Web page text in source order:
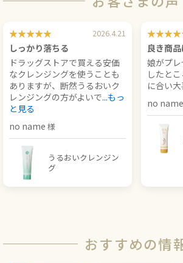
2026.4.21
しっかり落ちる
ドラッグストアで買える安価
なクレンジングを使うことも
ありますが、断然うるおいク
レンジングの方がよいで...もっ
と見る
no name
うるおいクレンジン
グ
良き商
娘がプ
したと
に合い大
no name
おすすめの情